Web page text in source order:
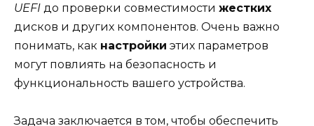
UEFI до проверки совместимости жестких
дисков и других компонентов. Очень важно
понимать, как настройки этих параметров
могут повлиять на безопасность и
функциональность вашего устройства.
Задача заключается в том, чтобы обеспечить